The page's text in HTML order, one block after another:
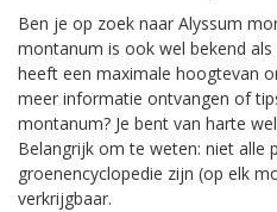
Ben je op zoek naar Alyssum
montanum is ook wel bekend als
heeft een maximale hoogtevan
meer informatie ontvangen of
montanum? Je bent van harte
Belangrijk om te weten: niet alle
groenencyclopedie zijn (op elk
verkrijgbaar.